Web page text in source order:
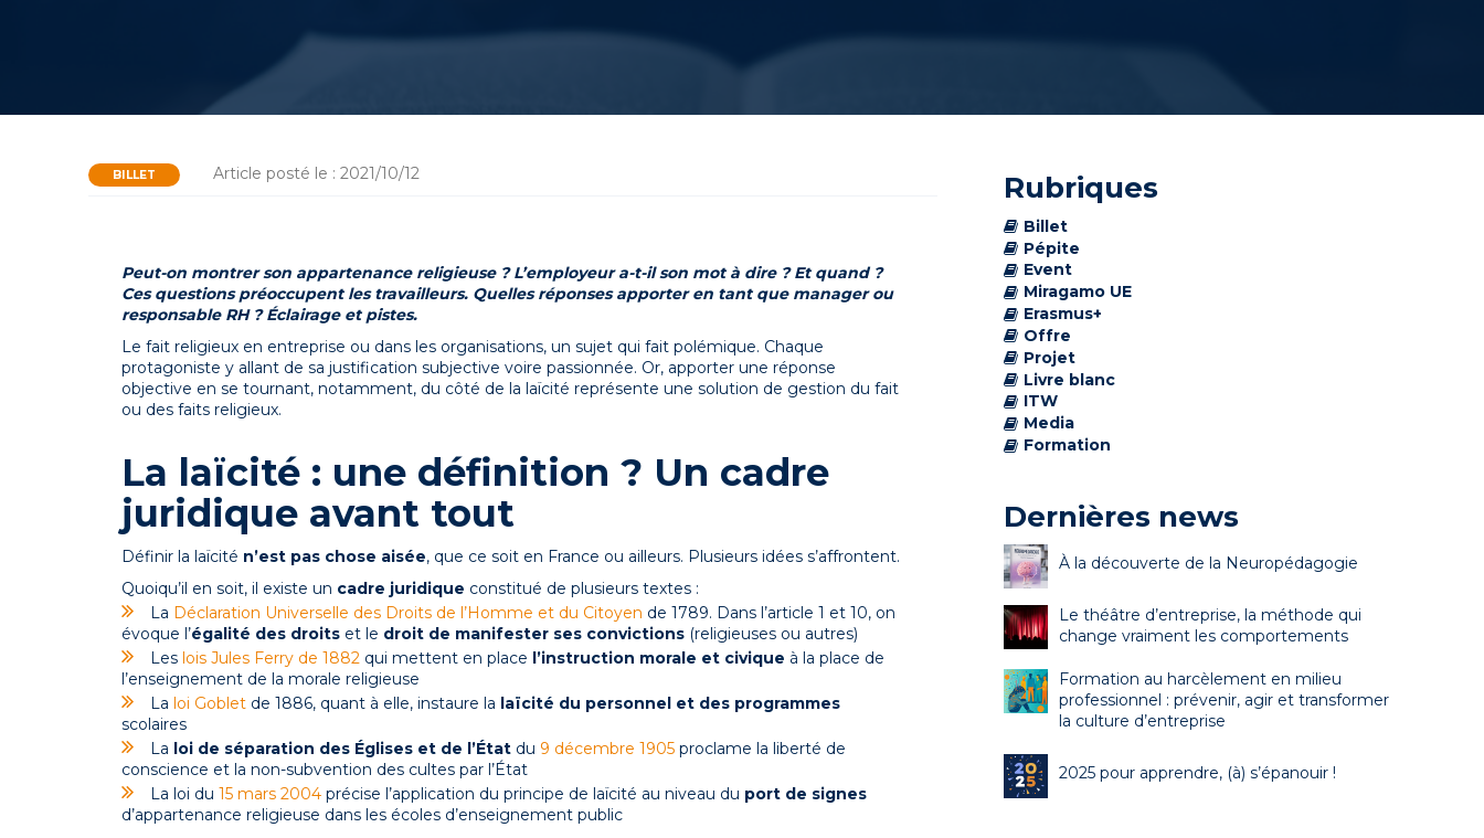
BILLET Article posté le : 2021/10/12
Peut-on montrer son appartenance religieuse ? L’employeur a-t-il son mot à dire ? Et quand ?
Ces questions préoccupent les travailleurs. Quelles réponses apporter en tant que manager ou
responsable RH ? Éclairage et pistes.
Le fait religieux en entreprise ou dans les organisations, un sujet qui fait polémique. Chaque
protagoniste y allant de sa justification subjective voire passionnée. Or, apporter une réponse
objective en se tournant, notamment, du côté de la laïcité représente une solution de gestion du fait
ou des faits religieux.
La laïcité : une définition ? Un cadre
juridique avant tout
Définir la laïcité n’est pas chose aisée, que ce soit en France ou ailleurs. Plusieurs idées s’affrontent.
Quoiqu’il en soit, il existe un cadre juridique constitué de plusieurs textes :
La Déclaration Universelle des Droits de l’Homme et du Citoyen de 1789. Dans l’article 1 et 10, on
évoque l’égalité des droits et le droit de manifester ses convictions (religieuses ou autres)
Les lois Jules Ferry de 1882 qui mettent en place l’instruction morale et civique à la place de
l’enseignement de la morale religieuse
La loi Goblet de 1886, quant à elle, instaure la laïcité du personnel et des programmes
scolaires
La loi de séparation des Églises et de l’État du 9 décembre 1905 proclame la liberté de
conscience et la non-subvention des cultes par l’État
La loi du 15 mars 2004 précise l’application du principe de laïcité au niveau du port de signes
d’appartenance religieuse dans les écoles d’enseignement public
Rubriques
Billet
Pépite
Event
Miragamo UE
Erasmus+
Offre
Projet
Livre blanc
ITW
Media
Formation
Dernières news
À la découverte de la Neuropédagogie
Le théâtre d’entreprise, la méthode qui
change vraiment les comportements
Formation au harcèlement en milieu
professionnel : prévenir, agir et transformer
la culture d’entreprise
2025 pour apprendre, (à) s’épanouir !